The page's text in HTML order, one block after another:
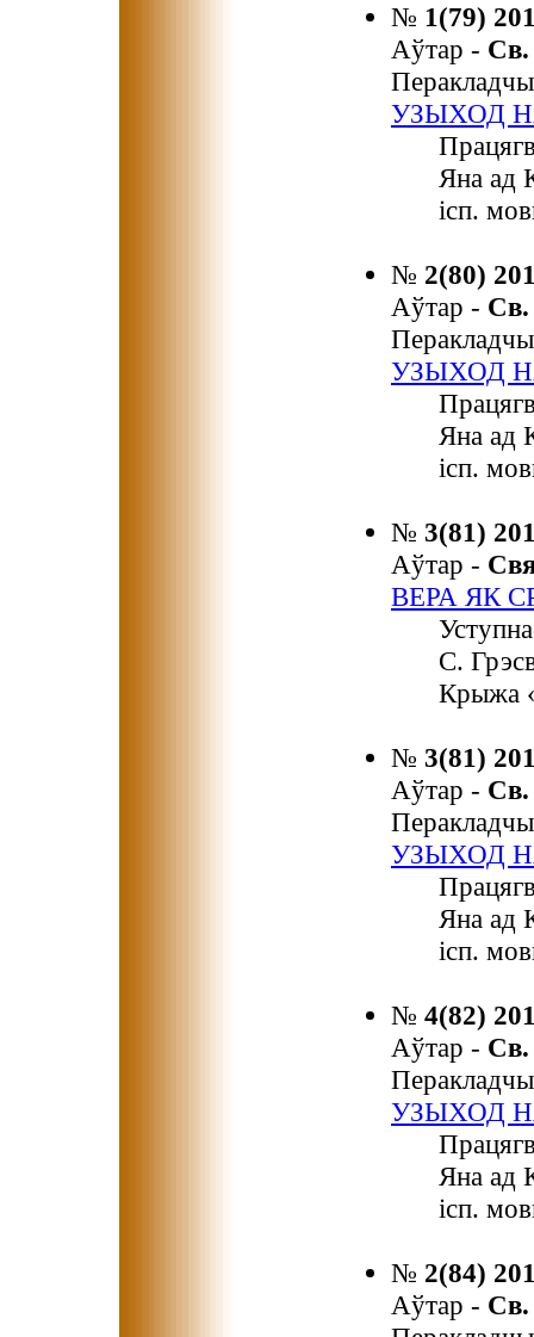
№ 1(79)
Аўтар -
УЗЫХОД
Яна ад
ісп.
№ 2(80)
Аўтар -
УЗЫХОД
Яна ад
ісп.
№ 3(81)
Аўтар -
ВЕРА ЯК
С.
Крыжа
№ 3(81)
Аўтар -
УЗЫХОД
Яна ад
ісп.
№ 4(82)
Аўтар -
УЗЫХОД
Яна ад
ісп.
№ 2(84)
Аўтар -